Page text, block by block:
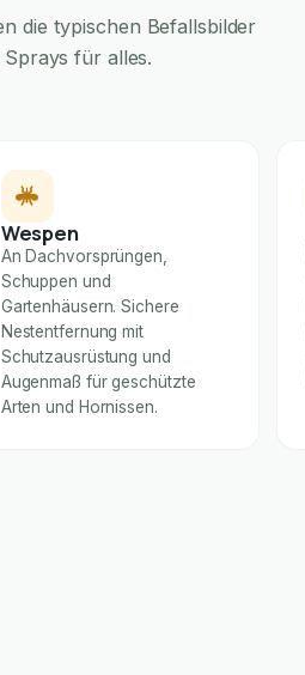
die typischen Befallsbilder
für alles.
Wespen
An Dachvorsprüngen,
Schuppen und
Gartenhäusern. Sichere
Nestentfernung mit
Schutzausrüstung und
Augenmaß für geschützte
Arten und Hornissen.